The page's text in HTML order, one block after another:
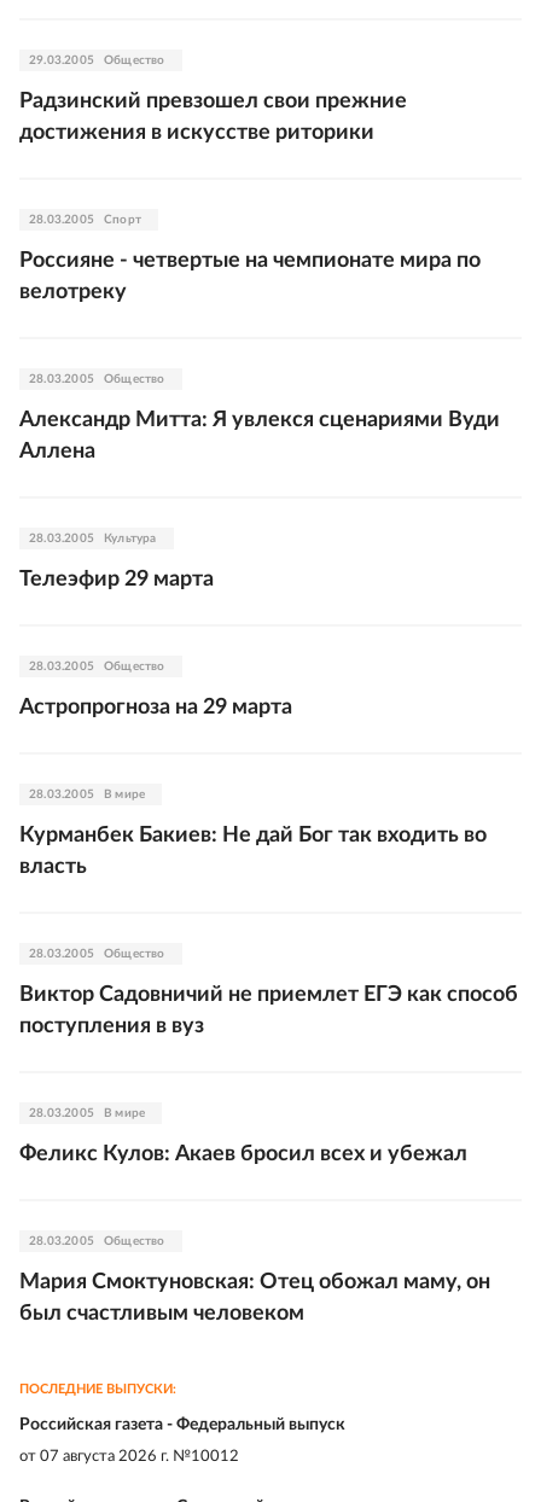
29.03.2005 Общество
Радзинский превзошел свои прежние
достижения в искусстве риторики
28.03.2005 Спорт
Россияне - четвертые на чемпионате мира по
велотреку
28.03.2005 Общество
Александр Митта: Я увлекся сценариями Вуди
Аллена
28.03.2005 Культура
Телеэфир 29 марта
28.03.2005 Общество
Астропрогноза на 29 марта
28.03.2005 В мире
Курманбек Бакиев: Не дай Бог так входить во
власть
28.03.2005 Общество
Виктор Садовничий не приемлет ЕГЭ как способ
поступления в вуз
28.03.2005 В мире
Феликс Кулов: Акаев бросил всех и убежал
28.03.2005 Общество
Мария Смоктуновская: Отец обожал маму, он
был счастливым человеком
ПОСЛЕДНИЕ ВЫПУСКИ:
Российская газета - Федеральный выпуск
от 07 августа 2026 г. №10012